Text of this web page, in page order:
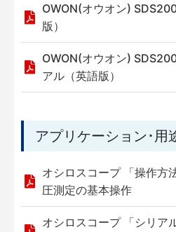
OWON(オウオン)
版）
OWON(オウオン)
アル（英語版）
アプリケーション･用
オシロスコープ 「操作
圧測定の基本操作
オシロスコープ 「シリ